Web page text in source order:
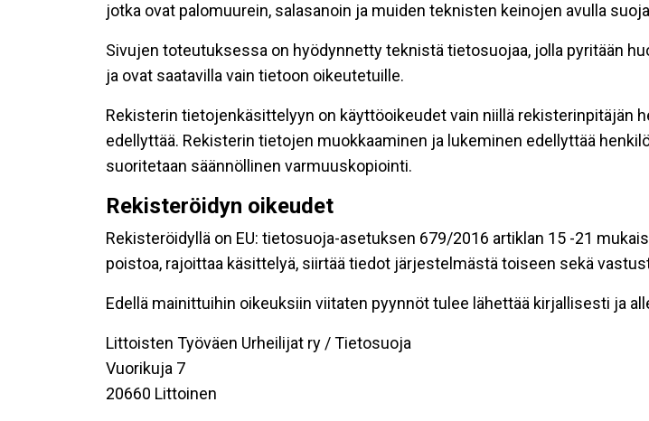
jotka ovat palomuurein, salasanoin ja muiden teknisten keinojen avulla
Sivujen toteutuksessa on hyödynnetty teknistä tietosuojaa, jolla pyritään
ja ovat saatavilla vain tietoon oikeutetuille.
Rekisterin tietojenkäsittelyyn on käyttöoikeudet vain niillä rekisterinpitäjän
edellyttää. Rekisterin tietojen muokkaaminen ja lukeminen edellyttää
suoritetaan säännöllinen varmuuskopiointi.
Rekisteröidyn oikeudet
Rekisteröidyllä on EU: tietosuoja-asetuksen 679/2016 artiklan 15 -21
poistoa, rajoittaa käsittelyä, siirtää tiedot järjestelmästä toiseen sekä
Edellä mainittuihin oikeuksiin viitaten pyynnöt tulee lähettää kirjallisesti ja
Littoisten Työväen Urheilijat ry / Tietosuoja
Vuorikuja 7
20660 Littoinen